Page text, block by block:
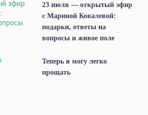
23 июля — открытый эфир
с Мариной Ковалевой:
подарки, ответы на
вопросы и живое поле
Теперь я могу легко
прощать